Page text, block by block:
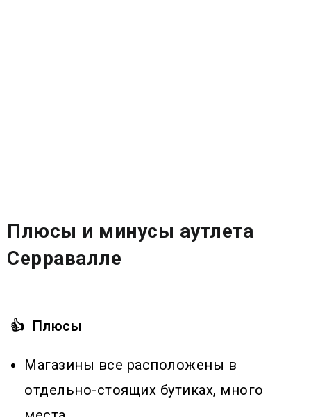
Плюсы и минусы аутлета
Серравалле
👍 Плюсы
Магазины все расположены в
отдельно-стоящих бутиках, много